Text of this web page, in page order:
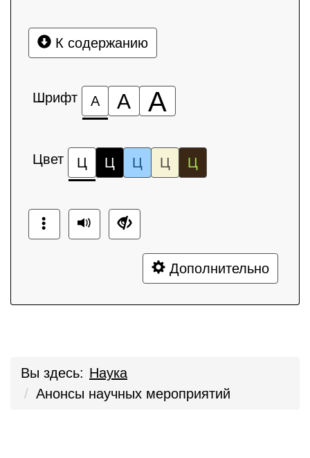
К содержанию
Шрифт А А А
Цвет Ц Ц Ц Ц Ц
Дополнительно
Вы здесь: Наука
Анонсы научных мероприятий